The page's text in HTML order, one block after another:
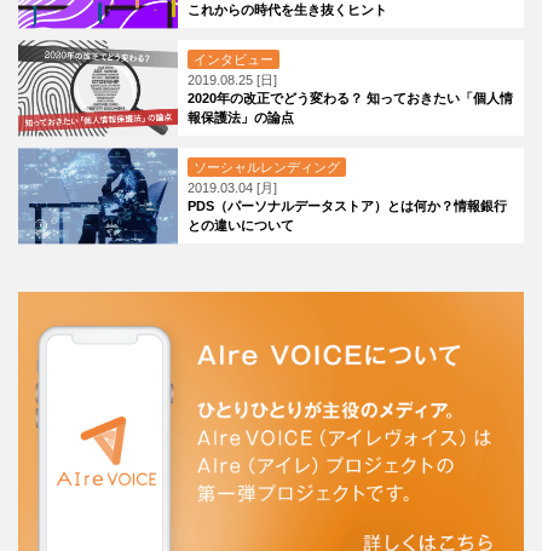
これからの時代を生き抜くヒント
インタビュー
2019.08.25 [日]
2020年の改正でどう変わる？ 知っておきたい「個人情
報保護法」の論点
ソーシャルレンディング
2019.03.04 [月]
PDS（パーソナルデータストア）とは何か？情報銀行
との違いについて